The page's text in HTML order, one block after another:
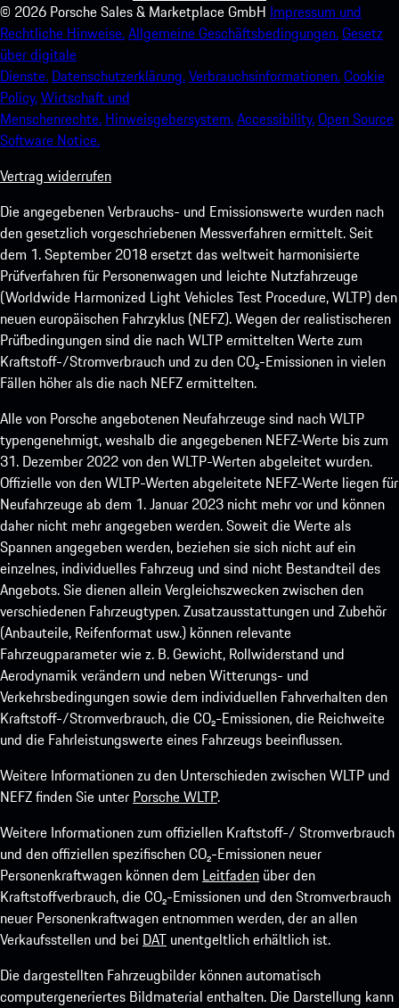
© 2026 Porsche Sales & Marketplace GmbH Impressum und
Rechtliche Hinweise.Allgemeine Geschäftsbedingungen.Gesetz
über digitale
Dienste. Datenschutzerklärung.Verbrauchsinformationen.Cookie
Policy.Wirtschaft und
Menschenrechte. Hinweisgebersystem.Accessibility.Open Source
Software Notice.
Vertrag widerrufen
Die angegebenen Verbrauchs- und Emissionswerte wurden nach
den gesetzlich vorgeschriebenen Messverfahren ermittelt. Seit
dem 1. September 2018 ersetzt das weltweit harmonisierte
Prüfverfahren für Personenwagen und leichte Nutzfahrzeuge
(Worldwide Harmonized Light Vehicles Test Procedure, WLTP) den
neuen europäischen Fahrzyklus (NEFZ). Wegen der realistischeren
Prüfbedingungen sind die nach WLTP ermittelten Werte zum
Kraftstoff-/Stromverbrauch und zu den CO₂-Emissionen in vielen
Fällen höher als die nach NEFZ ermittelten.
Alle von Porsche angebotenen Neufahrzeuge sind nach WLTP
typengenehmigt, weshalb die angegebenen NEFZ-Werte bis zum
31. Dezember 2022 von den WLTP-Werten abgeleitet wurden.
Offizielle von den WLTP-Werten abgeleitete NEFZ-Werte liegen für
Neufahrzeuge ab dem 1. Januar 2023 nicht mehr vor und können
daher nicht mehr angegeben werden. Soweit die Werte als
Spannen angegeben werden, beziehen sie sich nicht auf ein
einzelnes, individuelles Fahrzeug und sind nicht Bestandteil des
Angebots. Sie dienen allein Vergleichszwecken zwischen den
verschiedenen Fahrzeugtypen. Zusatzausstattungen und Zubehör
(Anbauteile, Reifenformat usw.) können relevante
Fahrzeugparameter wie z. B. Gewicht, Rollwiderstand und
Aerodynamik verändern und neben Witterungs- und
Verkehrsbedingungen sowie dem individuellen Fahrverhalten den
Kraftstoff-/Stromverbrauch, die CO₂-Emissionen, die Reichweite
und die Fahrleistungswerte eines Fahrzeugs beeinflussen.
Weitere Informationen zu den Unterschieden zwischen WLTP und
NEFZ finden Sie unter Porsche WLTP.
Weitere Informationen zum offiziellen Kraftstoff-/ Stromverbrauch
und den offiziellen spezifischen CO₂-Emissionen neuer
Personenkraftwagen können dem Leitfaden über den
Kraftstoffverbrauch, die CO₂-Emissionen und den Stromverbrauch
neuer Personenkraftwagen entnommen werden, der an allen
Verkaufsstellen und bei DAT unentgeltlich erhältlich ist.
Die dargestellten Fahrzeugbilder können automatisch
computergeneriertes Bildmaterial enthalten. Die Darstellung kann